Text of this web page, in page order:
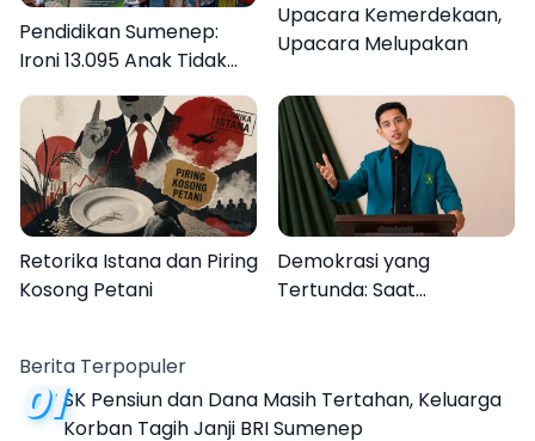
Pendidikan Sumenep:
Ironi 13.095 Anak Tidak
Sekolah Menyaksikan
Semarak Festival
Kalender Event 2026
Upacara Kemerdekaan,
Upacara Melupakan
Retorika Istana dan Piring
Kosong Petani
Demokrasi yang
Tertunda: Saat
Berita Terpopuler
01SK Pensiun dan Dana Masih Tertahan, Keluarga
Korban Tagih Janji BRI Sumenep